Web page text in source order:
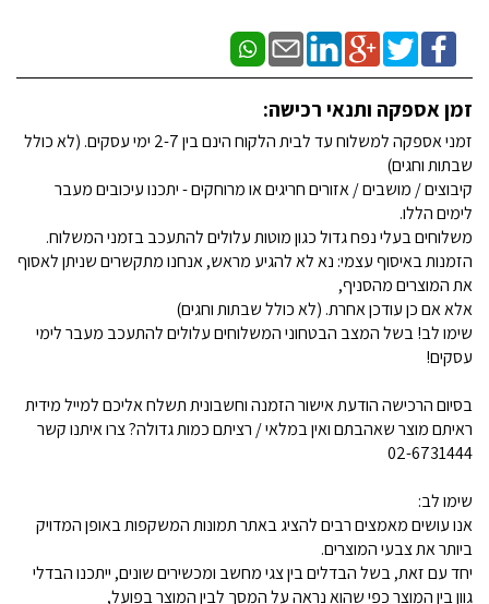
זמן אספקה ותנאי רכישה:
זמני אספקה למשלוח עד לבית הלקוח הינם בין 2-7 ימי עסקים. (לא כולל
שבתות וחגים)
קיבוצים / מושבים / אזורים חריגים או מרוחקים - יתכנו עיכובים מעבר
לימים הללו.
משלוחים בעלי נפח גדול כגון מוטות עלולים להתעכב בזמני המשלוח.
הזמנות באיסוף עצמי: נא לא להגיע מראש, אנחנו מתקשרים שניתן לאסוף
את המוצרים מהסניף,
אלא אם כן עודכן אחרת. (לא כולל שבתות וחגים)
שימו לב! בשל המצב הבטחוני המשלוחים עלולים להתעכב מעבר לימי
עסקים!
בסיום הרכישה הודעת אישור הזמנה וחשבונית תשלח אליכם למייל מידית
ראיתם מוצר שאהבתם ואין במלאי / רציתם כמות גדולה? צרו איתנו קשר
02-6731444
שימו לב:
אנו עושים מאמצים רבים להציג באתר תמונות המשקפות באופן המדויק
ביותר את צבעי המוצרים.
יחד עם זאת, בשל הבדלים בין צגי מחשב ומכשירים שונים, ייתכנו הבדלי
גוון בין המוצר כפי שהוא נראה על המסך לבין המוצר בפועל,